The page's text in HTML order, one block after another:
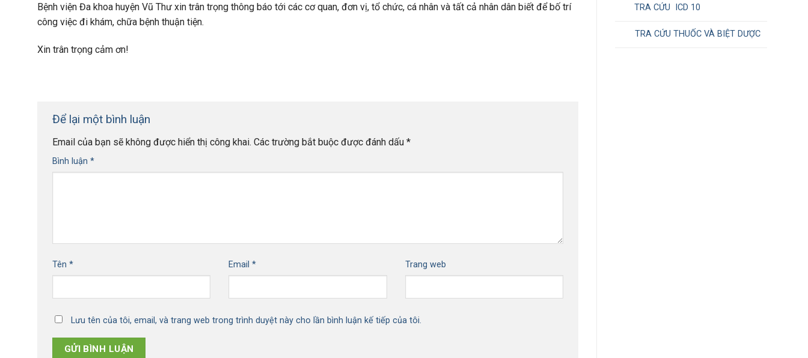
Bệnh viện Đa khoa huyện Vũ Thư xin trân trọng thông báo tới các cơ quan, đơn vị, tổ chức, cá nhân và tất cả nhân dân biết để bố trí
công việc đi khám, chữa bệnh thuận tiện.
Xin trân trọng cảm ơn!
Để lại một bình luận
Email của bạn sẽ không được hiển thị công khai. Các trường bắt buộc được đánh dấu *
Bình luận *
Tên * Email* Trang web
Lưu tên của tôi, email, và trang web trong trình duyệt này cho lần bình luận kế tiếp của tôi.
TRA CỨU ICD 10
TRA CỨU THUỐC VÀ BIỆT DƯỢC